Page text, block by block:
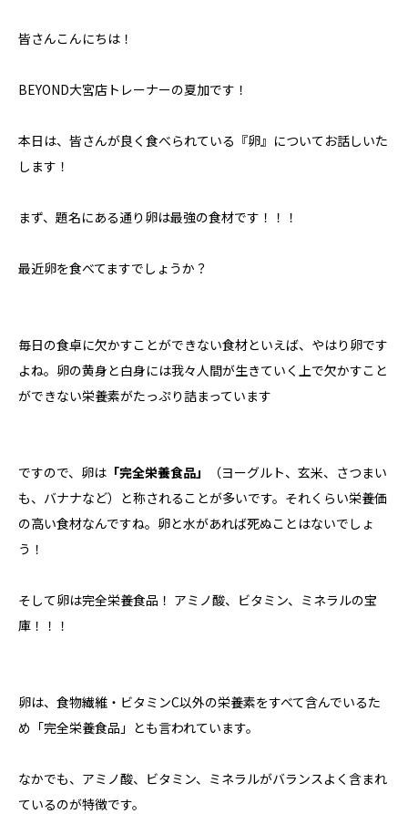
皆さんこんにちは！
BEYOND大宮店トレーナーの夏加です！
本日は、皆さんが良く食べられている『卵』についてお話しいた
します！
まず、題名にある通り卵は最強の食材です！！！
最近卵を食べてますでしょうか？
毎日の食卓に欠かすことができない食材といえば、やはり卵です
よね。卵の黄身と白身には我々人間が生きていく上で欠かすこと
ができない栄養素がたっぷり詰まっています
ですので、卵は 「完全栄養食品」
（ヨーグルト、玄米、さつまい
も、バナナなど）と称されることが多いです。それくらい栄養価
の高い食材なんですね。卵と水があれば死ぬことはないでしょ
う！
そして卵は完全栄養食品！ アミノ酸、ビタミン、ミネラルの宝
庫！！！
卵は、食物繊維・ビタミンC以外の栄養素をすべて含んでいるた
め「完全栄養食品」とも言われています。
なかでも、アミノ酸、ビタミン、ミネラルがバランスよく含まれ
ているのが特徴です。